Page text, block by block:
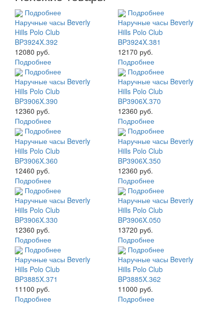
Подробнее
Наручные часы Beverly
Hills Polo Club
BP3924X.392
12080 руб.
Подробнее
Подробнее
Наручные часы Beverly
Hills Polo Club
BP3924X.381
12170 руб.
Подробнее
Подробнее
Наручные часы Beverly
Hills Polo Club
BP3906X.390
12360 руб.
Подробнее
Подробнее
Наручные часы Beverly
Hills Polo Club
BP3906X.370
12360 руб.
Подробнее
Подробнее
Наручные часы Beverly
Hills Polo Club
BP3906X.360
12460 руб.
Подробнее
Подробнее
Наручные часы Beverly
Hills Polo Club
BP3906X.350
12360 руб.
Подробнее
Подробнее
Наручные часы Beverly
Hills Polo Club
BP3906X.330
12360 руб.
Подробнее
Подробнее
Наручные часы Beverly
Hills Polo Club
BP3906X.050
13720 руб.
Подробнее
Подробнее
Наручные часы Beverly
Hills Polo Club
BP3885X.371
11100 руб.
Подробнее
Подробнее
Наручные часы Beverly
Hills Polo Club
BP3885X.362
11000 руб.
Подробнее